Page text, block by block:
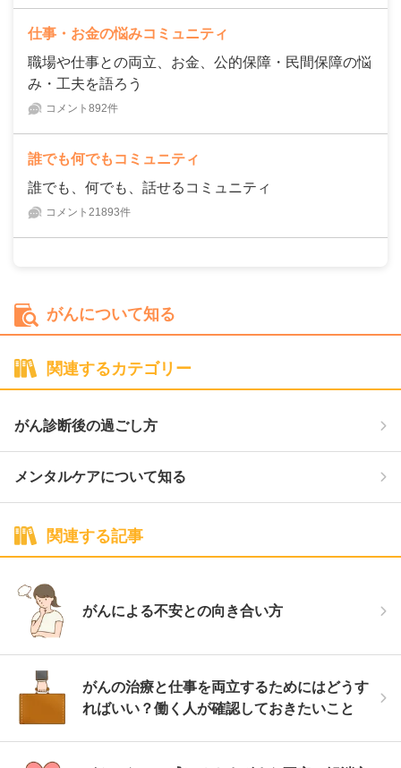
仕事・お金の悩みコミュニティ
職場や仕事との両立、お金、公的保障・民間保障の悩
み・工夫を語ろう
コメント892件
誰でも何でもコミュニティ
誰でも、何でも、話せるコミュニティ
コメント21893件
がんについて知る
関連するカテゴリー
がん診断後の過ごし方
メンタルケアについて知る
関連する記事
がんによる不安との向き合い方
がんの治療と仕事を両立するためにはどうす
ればいい？働く人が確認しておきたいこと